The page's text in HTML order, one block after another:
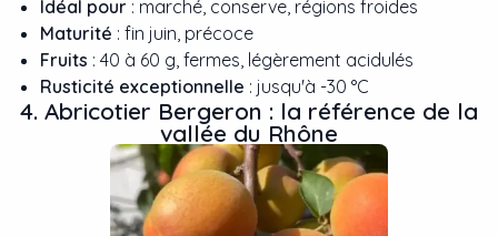
Idéal pour : marché, conserve, régions froides
Maturité : fin juin, précoce
Fruits : 40 à 60 g, fermes, légèrement acidulés
Rusticité exceptionnelle : jusqu'à -30 °C
4. Abricotier Bergeron : la référence de la
vallée du Rhône